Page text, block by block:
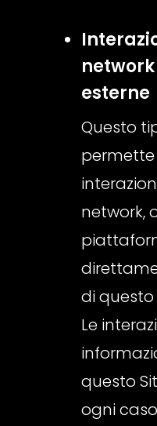
esterne
Questo
network,
di questo
Le
questo
ogni